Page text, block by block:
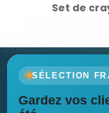
Set de
SÉLECTION
Gardez vos